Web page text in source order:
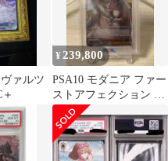
ァルツ
¥ 239,800
PSA10 モダニア ファー
ストアフェクション サ
イン ヴァイス NIKKE